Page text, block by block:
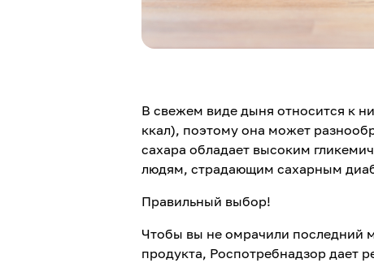
В свежем виде дыня относится к
ккал), поэтому она может
сахара обладает высоким
людям, страдающим сахарным
Правильный выбор!
Чтобы вы не омрачили последний
продукта, Роспотребнадзор дает